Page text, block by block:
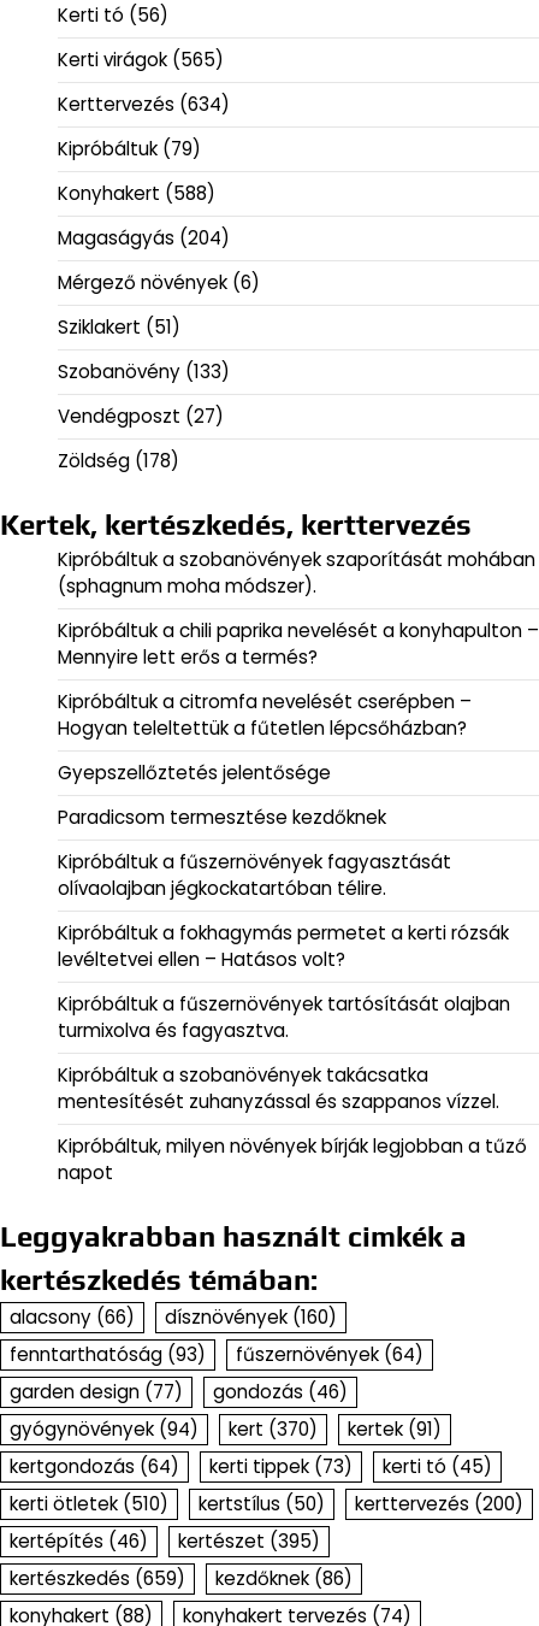
Kerti tó (56)
Kerti virágok (565)
Kerttervezés (634)
Kipróbáltuk (79)
Konyhakert (588)
Magaságyás (204)
Mérgező növények (6)
Sziklakert (51)
Szobanövény (133)
Vendégposzt (27)
Zöldség (178)
Kertek, kertészkedés, kerttervezés
Kipróbáltuk a szobanövények szaporítását mohában
(sphagnum moha módszer).
Kipróbáltuk a chili paprika nevelését a konyhapulton –
Mennyire lett erős a termés?
Kipróbáltuk a citromfa nevelését cserépben –
Hogyan teleltettük a fűtetlen lépcsőházban?
Gyepszellőztetés jelentősége
Paradicsom termesztése kezdőknek
Kipróbáltuk a fűszernövények fagyasztását
olívaolajban jégkockatartóban télire.
Kipróbáltuk a fokhagymás permetet a kerti rózsák
levéltetvei ellen – Hatásos volt?
Kipróbáltuk a fűszernövények tartósítását olajban
turmixolva és fagyasztva.
Kipróbáltuk a szobanövények takácsatka
mentesítését zuhanyzással és szappanos vízzel.
Kipróbáltuk, milyen növények bírják legjobban a tűző
napot
Leggyakrabban használt cimkék a
kertészkedés témában:
alacsony (66) dísznövények (160)
fenntarthatóság (93) fűszernövények (64)
garden design (77) gondozás (46)
gyógynövények (94) kert (370) kertek (91)
kertgondozás (64) kerti tippek (73) kerti tó (45)
kerti ötletek (510) kertstílus (50) kerttervezés (200)
kertépítés (46) kertészet (395)
kertészkedés (659) kezdőknek (86)
konyhakert (88) konyhakert tervezés (74)